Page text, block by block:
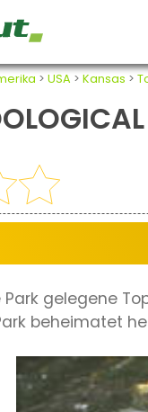
> USA > Kansas >
gelegene
beheimatet